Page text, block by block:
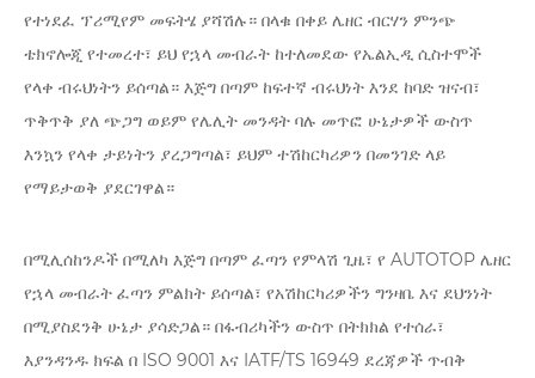
የተነደፈ ፕሪሚየም መፍትሄ ያሻሽሉ። በላቁ በቀይ ሌዘር ብርሃን ምንጭ
ቴክኖሎጂ የተመረተ፣ ይህ የኋላ መብራት ከተለመደው የኤልኢዲ ሲስተሞች
የላቀ ብሩህነትን ይሰጣል። እጅግ በጣም ከፍተኛ ብሩህነት እንደ ከባድ ዝናብ፣
ጥቅጥቅ ያለ ጭጋግ ወይም የሌሊት መንዳት ባሉ መጥፎ ሁኔታዎች ውስጥ
እንኳን የላቀ ታይነትን ያረጋግጣል፣ ይህም ተሽከርካሪዎን በመንገድ ላይ
የማይታወቅ ያደርገዋል።
በሚሊሰከንዶች በሚለካ እጅግ በጣም ፈጣን የምላሽ ጊዜ፣ የ AUTOTOP ሌዘር
የኋላ መብራት ፈጣን ምልክት ይሰጣል፣ የአሽከርካሪዎችን ግንዛቤ እና ደህንነት
በሚያስደንቅ ሁኔታ ያሳድጋል። በፋብሪካችን ውስጥ በትክክል የተሰራ፣
እያንዳንዱ ክፍል በ ISO 9001 እና IATF/TS 16949 ደረጃዎች ጥብቅ